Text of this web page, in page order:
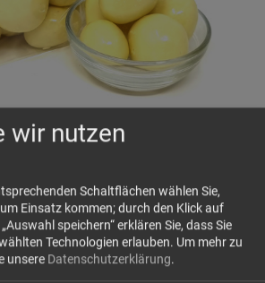
Schokolade
von über 25°C können wir leider
dass die Produkte auf dem
bleiben und nicht geschmolzen bei
Himbeerenumhüllt von
wir nutzen
Schaltflächen wählen Sie,
Einsatz kommen; durch den Klick auf
speichern“ erklären Sie, dass Sie
Technologien erlauben. Um mehr zu
unsere Datenschutzerklärung.